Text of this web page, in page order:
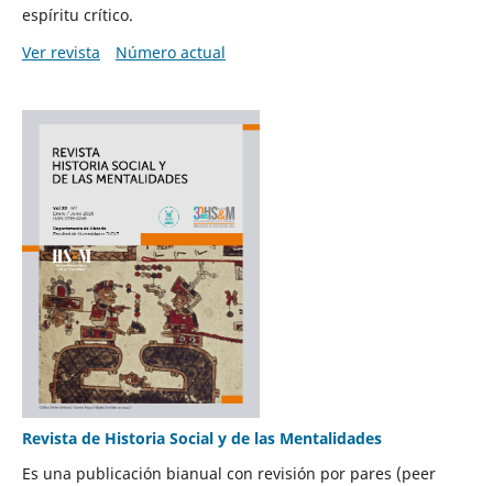
espíritu crítico.
Ver revista
Número actual
Revista de Historia Social y de las Mentalidades
Es una publicación bianual con revisión por pares (peer